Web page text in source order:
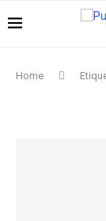
Home